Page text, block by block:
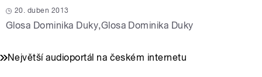
20. duben 2013
Glosa Dominika Duky,Glosa Dominika Duky
Největší audioportál na českém internetu